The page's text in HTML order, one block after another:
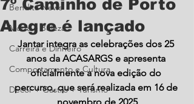
Bendita News
Moda e Beleza
Carreira e Dinheiro
Comportamento e Cultura
Decor + Gastro + Turismo
7º Caminho de Porto
Alegre é lançado
Jantar integra as celebrações dos 25
anos da ACASARGS e apresenta
oficialmente a nova edição do
percurso, que será realizada em 16 de